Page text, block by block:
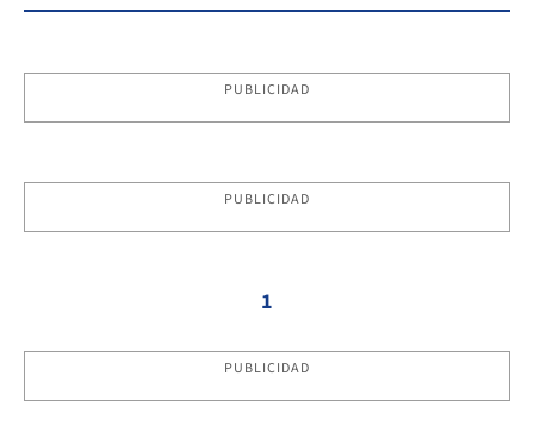
PUBLICIDAD
PUBLICIDAD
1
PUBLICIDAD